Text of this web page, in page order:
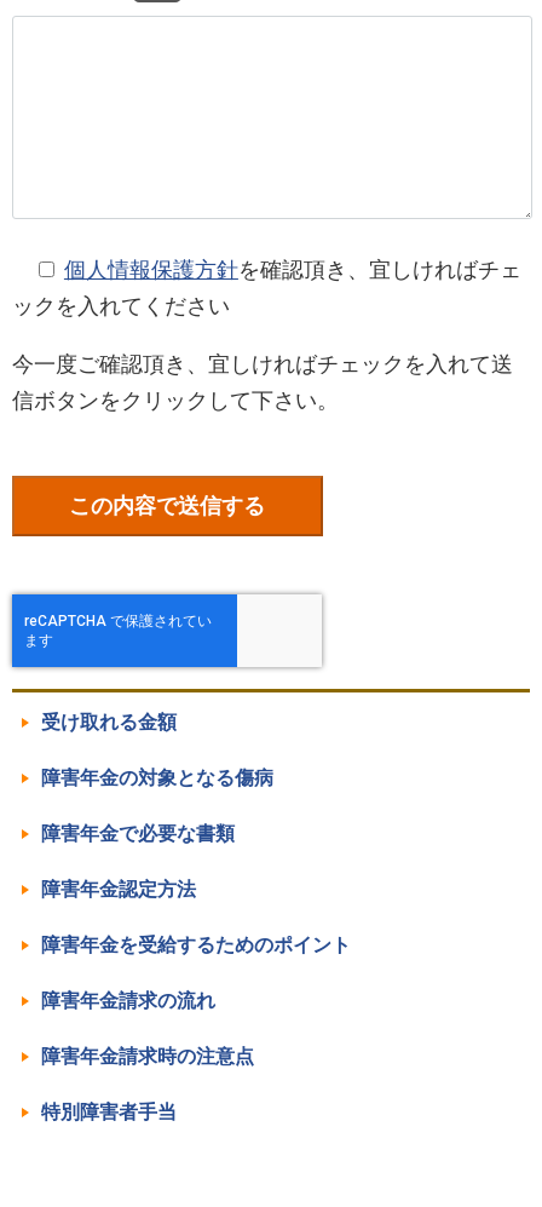
個人情報保護方針を確認頂き、宜しければチェ
ックを入れてください
今一度ご確認頂き、宜しければチェックを入れて送
信ボタンをクリックして下さい。
受け取れる金額
障害年金の対象となる傷病
障害年金で必要な書類
障害年金認定方法
障害年金を受給するためのポイント
障害年金請求の流れ
障害年金請求時の注意点
特別障害者手当